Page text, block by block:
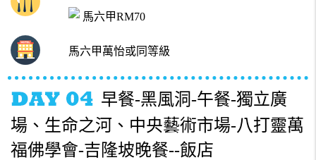
馬六甲RM70
馬六甲萬怡或同等級
早餐-黑風洞-午餐-獨立廣
場、生命之河、中央藝術市場-八打靈萬
福佛學會-吉隆坡晚餐--飯店